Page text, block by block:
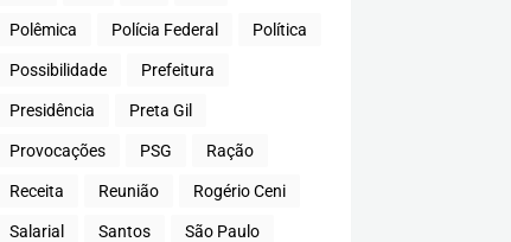
Polêmica Polícia Federal Política
Possibilidade Prefeitura
Presidência Preta Gil
Provocações PSG Ração
Receita Reunião Rogério Ceni
Salarial Santos São Paulo